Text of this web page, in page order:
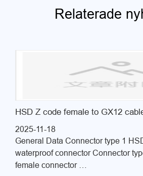
Relaterade
HSD Z code female to GX12
2025-11-18
General Data Connector type 1
waterproof connector Connector
female connector …